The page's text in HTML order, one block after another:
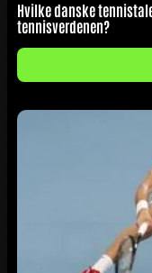
Hvilke danske
tennisverdenen?